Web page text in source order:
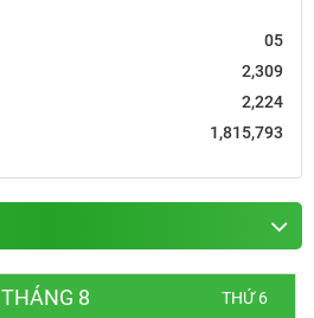
05
2,309
2,224
1,815,793
THÁNG 8 THỨ 6